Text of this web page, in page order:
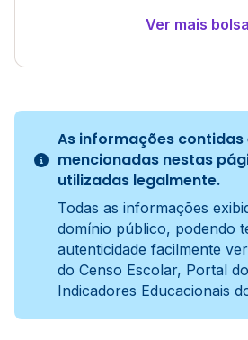
Ver mais
As informações
mencionadas nestas
utilizadas legalmente.
Todas as informações
domínio público, podendo
autenticidade facilmente
do Censo Escolar, Portal
Indicadores Educacionais